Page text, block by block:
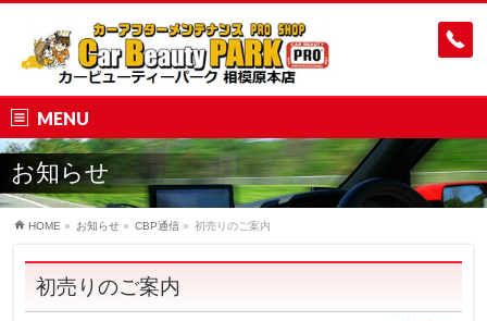
MENU
お知らせ
HOME » お知らせ » CBP通信 » 初売りのご案内
初売りのご案内